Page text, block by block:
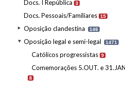
Docs. I República 3
Docs. Pessoais/Familiares 15
Oposição clandestina 146
Oposição legal e semi-legal 1471
Católicos progressistas 9
Comemorações 5.OUT. e
8